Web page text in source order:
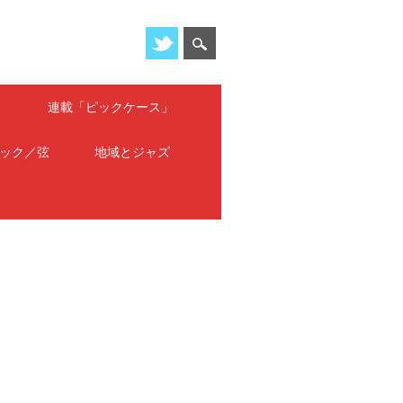
連載「ピックケース」
ク／弦 地域とジャズ